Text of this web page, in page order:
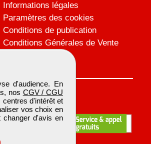
d'audience. En
nos CGV / CGU
d'intérêt et
vos choix en
changer d'avis en
Informations légales
Paramètres des cookies
Conditions de publication
Conditions Générales de Vente